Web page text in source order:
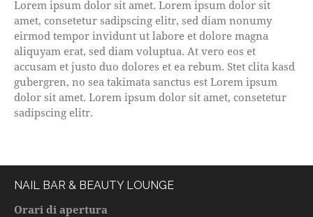
Lorem ipsum dolor sit amet. Lorem ipsum dolor sit
amet, consetetur sadipscing elitr, sed diam nonumy
eirmod tempor invidunt ut labore et dolore magna
aliquyam erat, sed diam voluptua. At vero eos et
accusam et justo duo dolores et ea rebum. Stet clita kasd
gubergren, no sea takimata sanctus est Lorem ipsum
dolor sit amet. Lorem ipsum dolor sit amet, consetetur
sadipscing elitr.
NAIL BAR & BEAUTY LOUNGE
Orari di apertura